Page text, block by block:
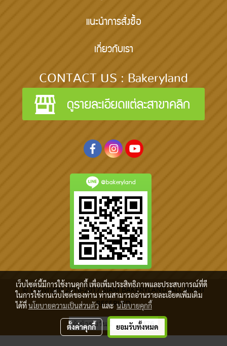
แนะนำการสั่งซื้อ
เกี่ยวกับเรา
CONTACT US : Bakeryland
@bakeryland
© Copyright 2016-2017 SIAM BAKERYLAND. ALL RIGHT
RESERVED
ผู้เข้าชมวันนี้ 2,476
เว็บไซต์นี้มีการใช้งานคุกกี้ เพื่อเพิ่มประสิทธิภาพและประสบการณ์ที่ดี
ในการใช้งานเว็บไซต์ของท่าน ท่านสามารถอ่านรายละเอียดเพิ่มเติม
ได้ที่นโยบายความเป็นส่วนตัวและนโยบายคุกกี้
ตั้งค่าคุกกี้ ยอมรับทั้งหมด